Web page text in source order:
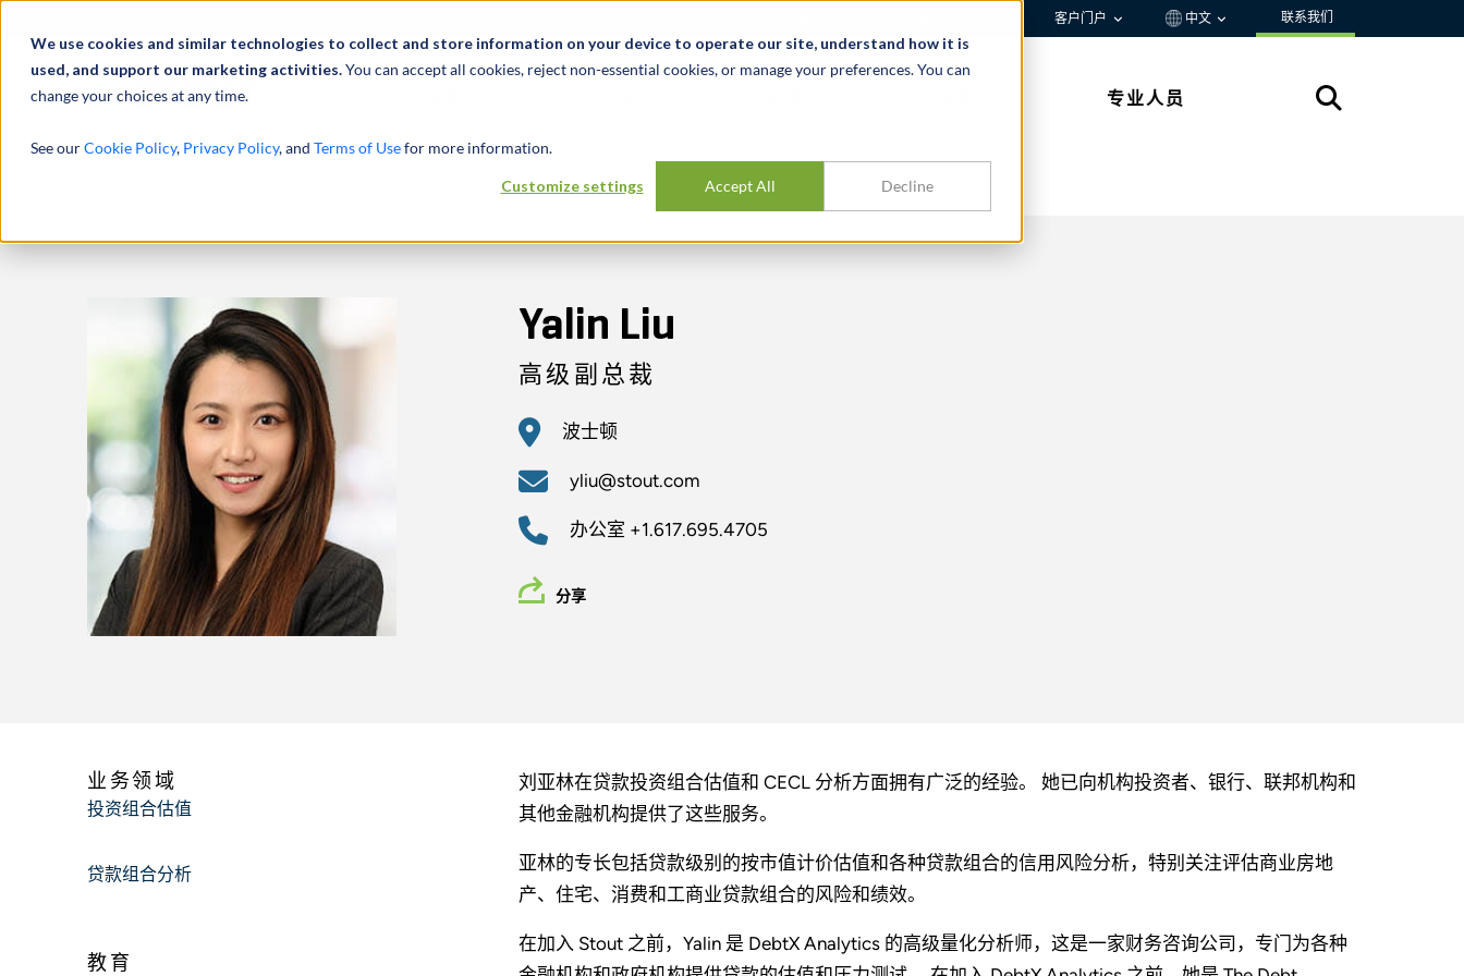
We use cookies and similar technologies to collect and store information on your device to operate our site, understand how it is
used, and support our marketing activities.You can accept all cookies, reject non-essential cookies, or manage your preferences. You can
change your choices at any time.
See ourCookie Policy, Privacy Policy, and Terms of Usefor more information.
Customize settings Accept All Decline
客户门户 中文 联系我们
专业人员
Yalin Liu
高级副总裁
波士顿
yliu@stout.com
办公室 +1.617.695.4705
分享
刘亚林在贷款投资组合估值和 CECL 分析方面拥有广泛的经验。 她已向机构投资者、银行、联邦机构和
其他金融机构提供了这些服务。
亚林的专长包括贷款级别的按市值计价估值和各种贷款组合的信用风险分析，特别关注评估商业房地
产、住宅、消费和工商业贷款组合的风险和绩效。
在加入 Stout 之前，Yalin 是 DebtX Analytics 的高级量化分析师，这是一家财务咨询公司，专门为各种
业务领域
投资组合估值
贷款组合分析
教育